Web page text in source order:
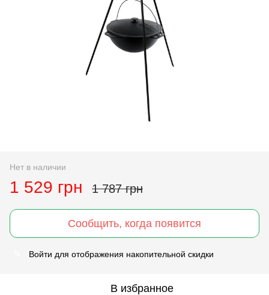
Нет в наличии
1 529 грн 1 787 грн
Сообщить, когда появится
Войти для отображения накопительной скидки
В избранное